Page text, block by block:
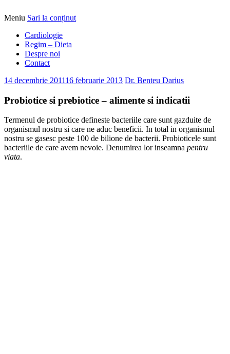
DrBendo.ro
Alimentatia sa iti fie medicatia
Meniu Sari la conținut
Cardiologie
Regim – Dieta
Despre noi
Contact
14 decembrie 201116 februarie 2013 Dr. Benteu Darius
Probiotice si prebiotice – alimente si indicatii
Termenul de probiotice defineste bacteriile care sunt gazduite de
organismul nostru si care ne aduc beneficii. In total in organismul
nostru se gasesc peste 100 de bilione de bacterii. Probioticele sunt
bacteriile de care avem nevoie. Denumirea lor inseamna pentru
viata.